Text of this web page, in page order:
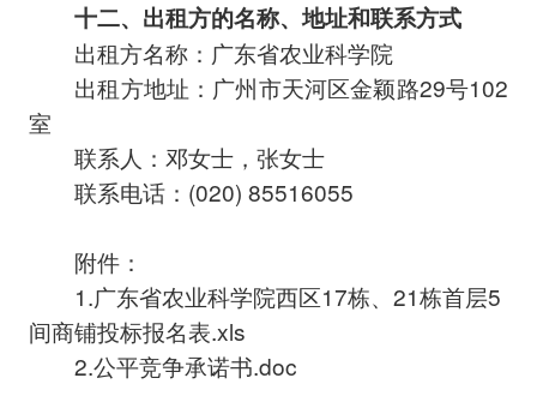
十二、出租方的名称、地址和联系方式
出租方名称：广东省农业科学院
出租方地址：广州市天河区金颖路29号102
室
联系人：邓女士，张女士
联系电话：(020) 85516055
附件：
1.广东省农业科学院西区17栋、21栋首层5
间商铺投标报名表.xls
2.公平竞争承诺书.doc